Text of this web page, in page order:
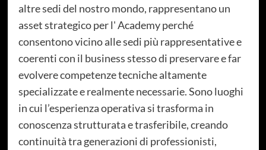
altre sedi del nostro mondo, rappresentano un
asset strategico per l' Academy perché
consentono vicino alle sedi più rappresentative e
coerenti con il business stesso di preservare e far
evolvere competenze tecniche altamente
specializzate e realmente necessarie. Sono luoghi
in cui l’esperienza operativa si trasforma in
conoscenza strutturata e trasferibile, creando
continuità tra generazioni di professionisti,